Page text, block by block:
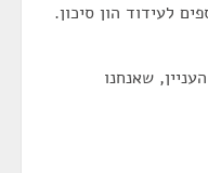
לעידוד הון סיכון.
שאנחנו